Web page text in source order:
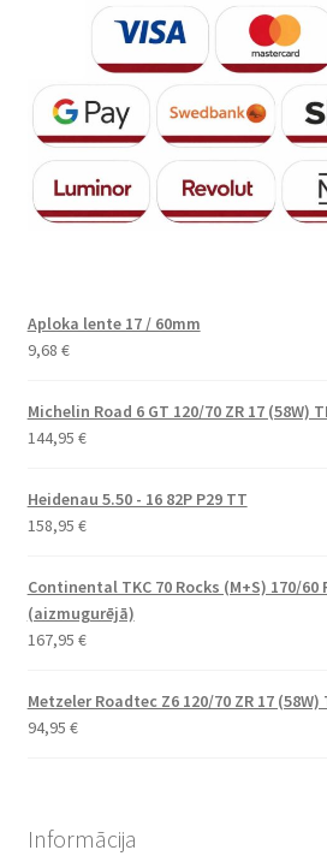
Aploka lente 17 / 60mm
9,68 €
Michelin Road 6 GT 120/70 ZR 17 (58W)
144,95 €
Heidenau 5.50 - 16 82P P29 TT
158,95 €
Continental TKC 70 Rocks (M+S) 170/60
(aizmugurējā)
167,95 €
Metzeler Roadtec Z6 120/70 ZR 17
94,95 €
Informācija